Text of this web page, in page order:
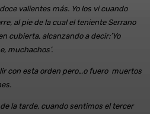
valientes más. Yo los vi cuando
al pie de la cual el teniente Serrano
cubierta, alcanzando a decir:’Yo
muchachos’.
con esta orden pero…o fuero muertos
la tarde, cuando sentimos el tercer